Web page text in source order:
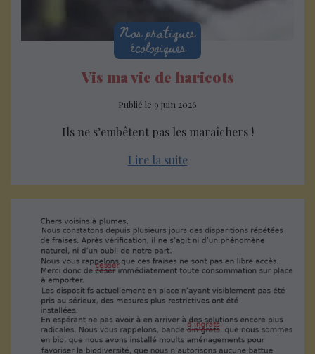
Nos pratiques
écologiques
Vis ma vie de haricots
Publié le 9 juin 2026
Ils ne s’embêtent pas les maraîchers !
Lire la suite